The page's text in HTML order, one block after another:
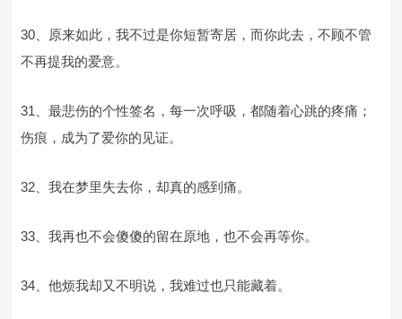
30、原来如此，我不过是你短暂寄居，而你此去，不顾不管
不再提我的爱意。
31、最悲伤的个性签名，每一次呼吸，都随着心跳的疼痛；
伤痕，成为了爱你的见证。
32、我在梦里失去你，却真的感到痛。
33、我再也不会傻傻的留在原地，也不会再等你。
34、他烦我却又不明说，我难过也只能藏着。